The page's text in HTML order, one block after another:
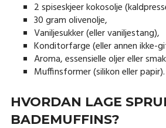
2 spiseskjeer kokosolje
30 gram olivenolje,
Vaniljesukker (eller vaniljestang),
Konditorfarge (eller annen ikke-
Aroma, essensielle oljer eller
Muffinsformer (silikon eller papir).
HVORDAN LAGE
BADEMUFFINS?